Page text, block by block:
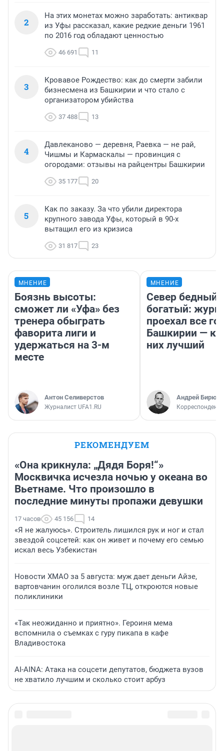
2
На этих монетах можно заработать: антиквар
из Уфы рассказал, какие редкие деньги 1961
по 2016 год обладают ценностью
46 691 11
3
Кровавое Рождество: как до смерти забили
бизнесмена из Башкирии и что стало с
организатором убийства
37 488 13
4
Давлеканово — деревня, Раевка — не рай,
Чишмы и Кармаскалы — провинция с
огородами: отзывы на райцентры Башкирии
35 177 20
5
Как по заказу. За что убили директора
крупного завода Уфы, который в 90-х
вытащил его из кризиса
31 817 23
МНЕНИЕ
Боязнь высоты:
сможет ли «Уфа» без
тренера обыграть
фаворита лиги и
удержаться на 3-м
месте
Антон Селиверстов
Журналист UFA1.RU
МНЕНИЕ
Север бедный,
богатый:
проехал все
Башкирии —
них лучший
Андрей
Корреспондент
РЕКОМЕНДУЕМ
«Она крикнула: „Дядя Боря!“»
Москвичка исчезла ночью у океана во
Вьетнаме. Что произошло в
последние минуты пропажи девушки
17 часов 45 156 14
«Я не жалуюсь». Строитель лишился рук и ног и стал
звездой соцсетей: как он живет и почему его семью
искал весь Узбекистан
Новости ХМАО за 5 августа: муж дает деньги Айзе,
вартовчанин оголился возле ТЦ, откроются новые
поликлиники
«Так неожиданно и приятно». Героиня мема
вспомнила о съемках с гуру пикапа в кафе
Владивостока
AI-AINA: Атака на соцсети депутатов, бюджета вузов
не хватило лучшим и сколько стоит арбуз